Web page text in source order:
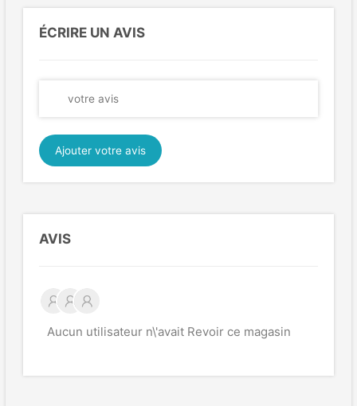
ÉCRIRE UN AVIS
Ajouter votre avis
AVIS
Aucun utilisateur n\'avait Revoir ce magasin